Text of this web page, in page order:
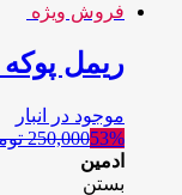
فروش ویژه
ریمل
موجود در انبار
53%
250,000
ادمین
بستن